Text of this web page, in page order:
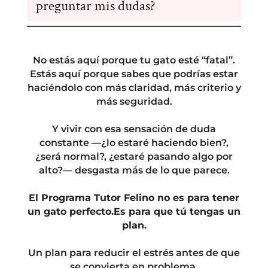
los llevamos de algo leve a algo grave, porque no
actuamos correctamente frente a ellos (maullidos en
cuando los problemas están asomando la patita, y
cortarlos en ese momento.
contenido, es como lo han hecho todos los alumnos
las anteriores quedarán ahí para ti, y podrás
revisarlas cuando quieras.
preguntar mis dudas?
completo eneste enlace
No estás aquí porque tu gato esté “fatal”.
Estás aquí porque sabes que podrías estar
haciéndolo con más claridad, más criterio y
más seguridad.
Y vivir con esa sensación de duda
constante —¿lo estaré haciendo bien?,
¿será normal?, ¿estaré pasando algo por
alto?— desgasta más de lo que parece.
El Programa Tutor Felino no es para tener
un gato perfecto.Es para que tú tengas un
plan.
Un plan para reducir el estrés antes de que